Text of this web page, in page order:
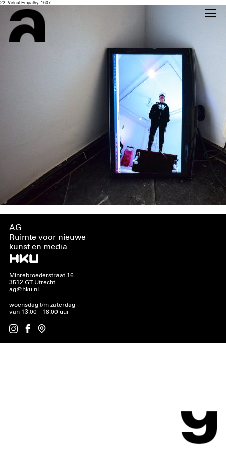
22_Virtual Empathy_1607
AG
Ruimte voor nieuwe
kunst en media
Minrebroederstraat 16
3512 GT Utrecht
ag@hku.nl
woensdag t/m zaterdag
van 13:00 – 18:00 uur